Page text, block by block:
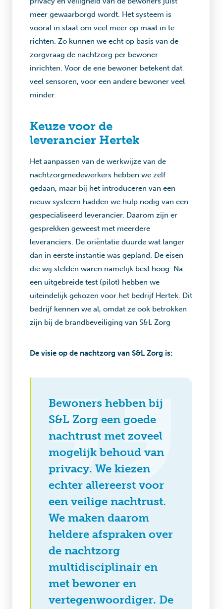
meer gewaarborgd wordt. Het systeem is
vooral in staat om veel meer op maat in te
richten. Zo kunnen we echt op basis van de
zorgvraag de nachtzorg per bewoner
inrichten. Voor de ene bewoner betekent dat
veel sensoren, voor een andere bewoner veel
minder.
Keuze voor de
leverancier Hertek
Het aanpassen van de werkwijze van de
nachtzorgmedewerkers hebben we zelf
gedaan, maar bij het introduceren van een
nieuw systeem hadden we hulp nodig van een
gespecialiseerd leverancier. Daarom zijn er
gesprekken geweest met meerdere
leveranciers. De oriëntatie duurde wat langer
dan in eerste instantie was gepland. De eisen
die wij stelden waren namelijk best hoog. Na
een uitgebreide test (pilot) hebben we
uiteindelijk gekozen voor het bedrijf Hertek. Dit
bedrijf kennen we al, omdat ze ook betrokken
zijn bij de brandbeveiliging van S&L Zorg
De visie op de nachtzorg van S&L Zorg is:
Bewoners hebben bij
S&L Zorg een goede
nachtrust met zoveel
mogelijk behoud van
privacy. We kiezen
echter allereerst voor
een veilige nachtrust.
We maken daarom
heldere afspraken over
de nachtzorg
multidisciplinair en
met bewoner en
vertegenwoordiger. De